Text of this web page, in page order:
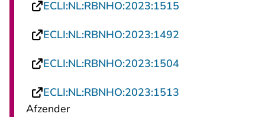
ECLI:NL:RBNHO:2023:1515
ECLI:NL:RBNHO:2023:1492
ECLI:NL:RBNHO:2023:1504- U verlaat
ECLI:NL:RBNHO:2023:1513
Afzender